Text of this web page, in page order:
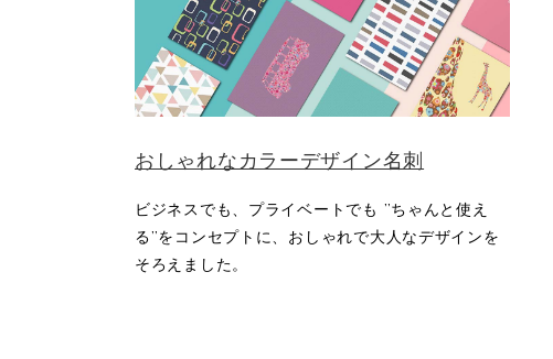
おしゃれなカラーデザイン名刺
ビジネスでも、プライベートでも ”ちゃんと使え
る”をコンセプトに、おしゃれで大人なデザインを
そろえました。